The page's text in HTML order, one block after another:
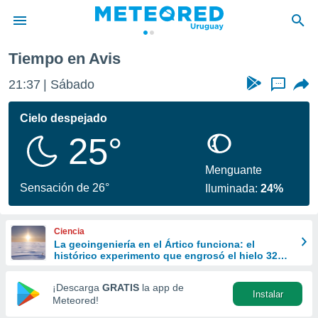
de
ha
calidad.
a este
las
y
forma
digital
basada
Tiempo en Avis
21:37 Sábado ...
Cielo despejado
25°
Sensación de 26°
Menguante
Iluminada:24%
Ciencia
La geoingeniería en el Ártico funciona: el
histórico experimento que engrosó el hielo 32
¡Descarga GRATIS la app de
Meteored!
Instalar